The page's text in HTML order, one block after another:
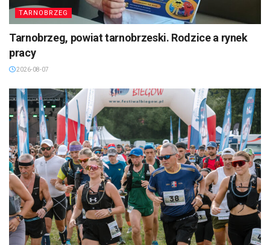
TARNOBRZEG
Tarnobrzeg, powiat tarnobrzeski. Rodzice a rynek
pracy
2026-08-07